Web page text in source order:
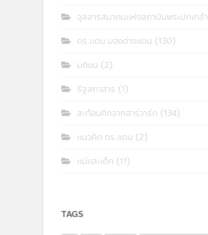
จุลสารสมาคมแห่งสถาบันพระปกเกล้า
ดร.แดน มองต่างแดน (130)
มติชน (2)
รัฐสภาสาร (1)
สะท้อนคิดจากฮาร์วาร์ด (134)
แนวคิด ดร.แดน (2)
แม่และเด็ก (11)
TAGS